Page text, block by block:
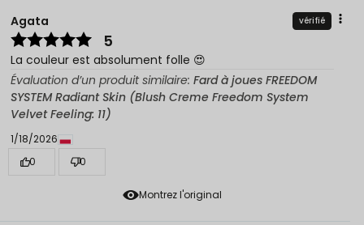
Montrez l'original
Agata vérifié
5
La couleur est absolument folle 😍
Évaluation d’un produit similaire: Fard à joues FREEDOM
SYSTEM Radiant Skin (Blush Creme Freedom System
Velvet Feeling: 11)
1/18/2026
0
0